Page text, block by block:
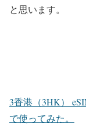
と思います。
3香港（3HK）
で使ってみた。